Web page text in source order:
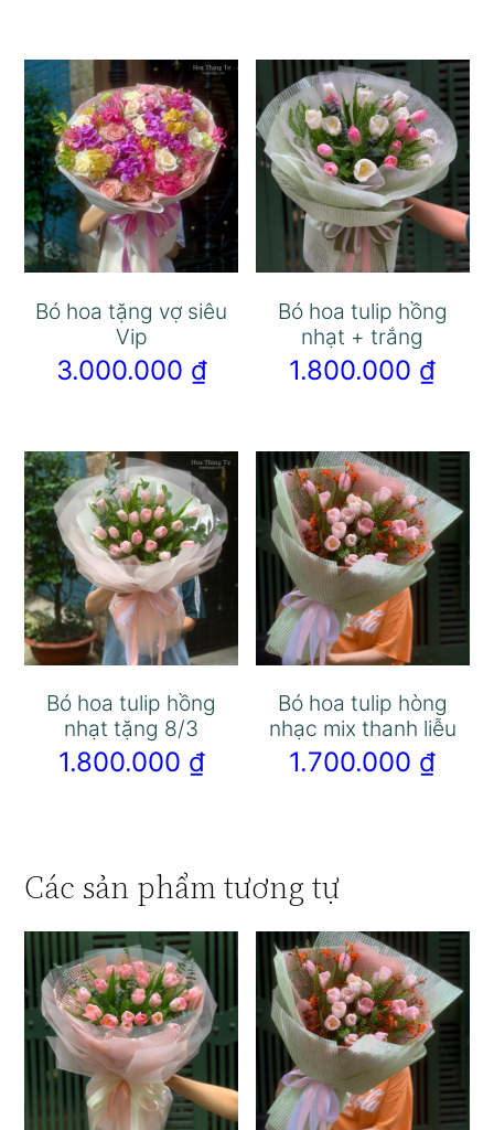
Bó hoa tặng vợ siêu
Vip
3.000.000 ₫
Bó hoa tulip hồng
nhạt + trắng
1.800.000 ₫
Bó hoa tulip hồng
nhạt tặng 8/3
1.800.000 ₫
Bó hoa tulip hòng
nhạc mix thanh liễu
1.700.000 ₫
Các sản phẩm tương tự